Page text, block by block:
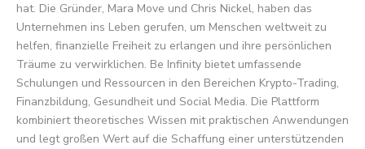
hat. Die Gründer, Mara Move und Chris Nickel, haben das
Unternehmen ins Leben gerufen, um Menschen weltweit zu
helfen, finanzielle Freiheit zu erlangen und ihre persönlichen
Träume zu verwirklichen. Be Infinity bietet umfassende
Schulungen und Ressourcen in den Bereichen Krypto-Trading,
Finanzbildung, Gesundheit und Social Media. Die Plattform
kombiniert theoretisches Wissen mit praktischen Anwendungen
und legt großen Wert auf die Schaffung einer unterstützenden